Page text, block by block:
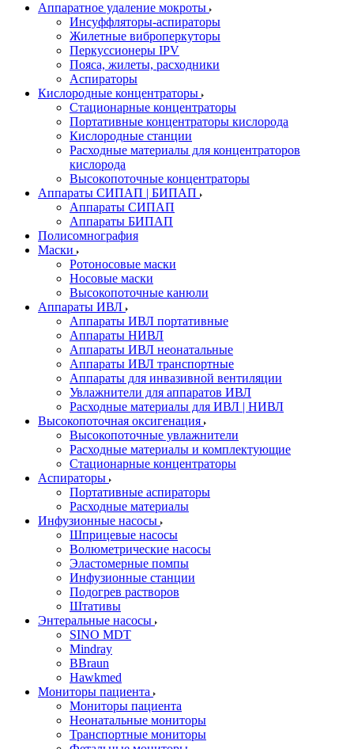
Аппаратное удаление мокроты
Инсуффляторы-аспираторы
Жилетные виброперкуторы
Перкуссионеры IPV
Пояса, жилеты, расходники
Аспираторы
Кислородные концентраторы
Стационарные концентраторы
Портативные концентраторы кислорода
Кислородные станции
Расходные материалы для концентраторов
кислорода
Высокопоточные концентраторы
Аппараты СИПАП | БИПАП
Аппараты СИПАП
Аппараты БИПАП
Полисомнография
Маски
Ротоносовые маски
Носовые маски
Высокопоточные канюли
Аппараты ИВЛ
Аппараты ИВЛ портативные
Аппараты НИВЛ
Аппараты ИВЛ неонатальные
Аппараты ИВЛ транспортные
Аппараты для инвазивной вентиляции
Увлажнители для аппаратов ИВЛ
Расходные материалы для ИВЛ | НИВЛ
Высокопоточная оксигенация
Высокопоточные увлажнители
Расходные материалы и комплектующие
Стационарные концентраторы
Аспираторы
Портативные аспираторы
Расходные материалы
Инфузионные насосы
Шприцевые насосы
Волюметрические насосы
Эластомерные помпы
Инфузионные станции
Подогрев растворов
Штативы
Энтеральные насосы
SINO MDT
Mindray
BBraun
Hawkmed
Мониторы пациента
Мониторы пациента
Неонатальные мониторы
Транспортные мониторы